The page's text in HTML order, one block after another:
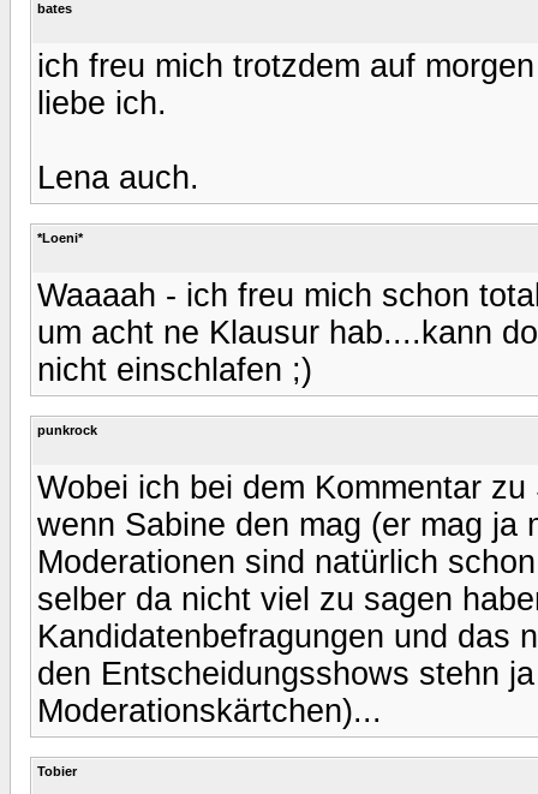
bates
ich freu mich trotzdem auf
liebe ich.
Lena auch.
*Loeni*
Waaaah - ich freu mich schon
um acht ne Klausur hab....kann
nicht einschlafen ;)
punkrock
Wobei ich bei dem Kommentar
wenn Sabine den mag (er mag ja
Moderationen sind natürlich
selber da nicht viel zu sagen
Kandidatenbefragungen und das
den Entscheidungsshows stehn
Moderationskärtchen)...
Tobier